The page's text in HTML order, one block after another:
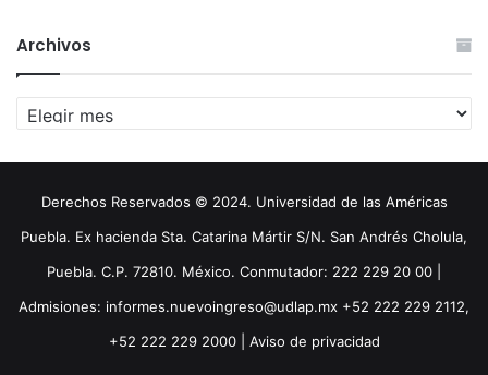
Archivos
Archivos
Derechos Reservados © 2024. Universidad de las Américas
Puebla. Ex hacienda Sta. Catarina Mártir S/N. San Andrés Cholula,
Puebla. C.P. 72810. México. Conmutador: 222 229 20 00 |
Admisiones: informes.nuevoingreso@udlap.mx +52 222 229 2112,
+52 222 229 2000 | Aviso de privacidad